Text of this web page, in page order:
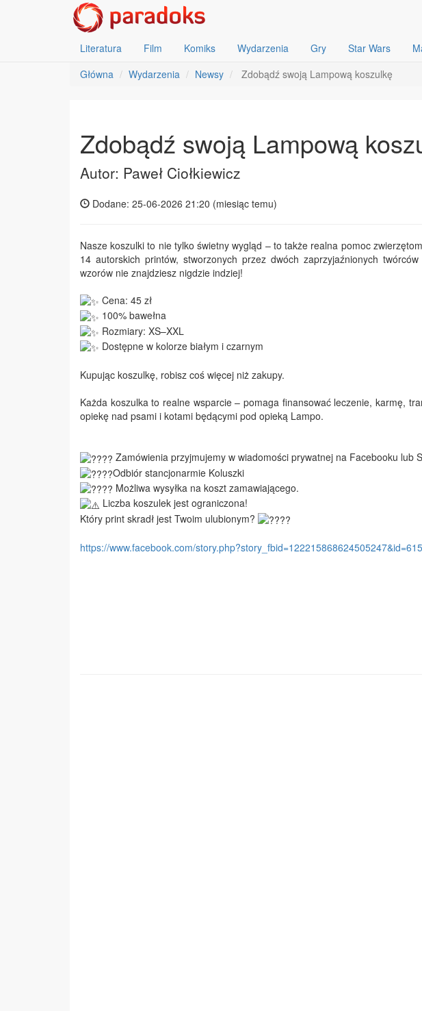
Literatura Film Komiks Wydarzenia Gry Star Wars
Główna
Wydarzenia Newsy Zdobądź swoją Lampową koszulkę
Zdobądź swoją Lampową
Autor: Paweł Ciołkiewicz
Dodane: 25-06-2026 21:20 (miesiąc temu)
Nasze koszulki to nie tylko świetny wygląd – to także realna pomoc
14 autorskich printów, stworzonych przez dwóch zaprzyjaźnionych twórców
wzorów nie znajdziesz nigdzie indziej!
Cena: 45 zł
100% bawełna
Rozmiary: XS–XXL
Dostępne w kolorze białym i czarnym
Kupując koszulkę, robisz coś więcej niż zakupy.
Każda koszulka to realne wsparcie – pomaga finansować leczenie, karmę,
opiekę nad psami i kotami będącymi pod opieką Lampo.
Zamówienia przyjmujemy w wiadomości prywatnej na Facebooku lub
Odbiór stancjonarmie Koluszki
Możliwa wysyłka na koszt zamawiającego.
Liczba koszulek jest ograniczona!
Który print skradł jest Twoim ulubionym?
https://www.facebook.com/